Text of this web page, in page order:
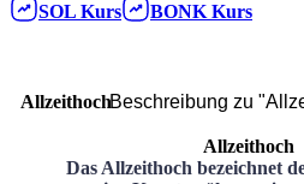
SOL Kurs BONK Kurs
AllzeithochBeschreibung zu
Allzeithoch
Das Allzeithoch bezeichnet